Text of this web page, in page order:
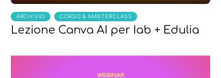
ARCHIVIO , CORSO & MASTERCLASS
Lezione Canva AI per Iab + Edulia